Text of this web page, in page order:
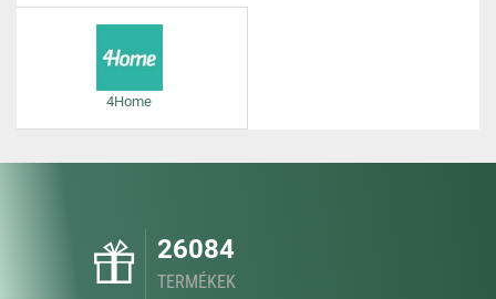
4Home
26084
TERMÉKEK